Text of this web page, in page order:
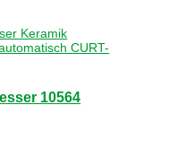
10564